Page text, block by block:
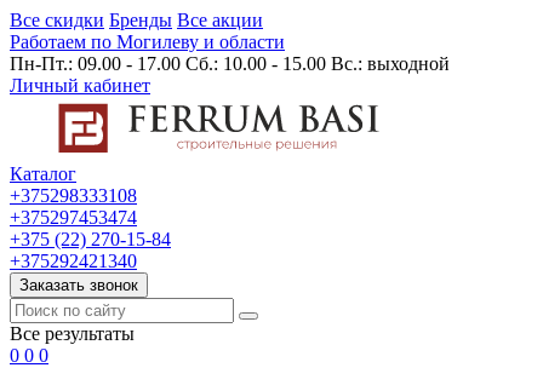
Все скидки Бренды Все акции
Работаем по Могилеву и области
Пн-Пт.: 09.00 - 17.00 Сб.: 10.00 - 15.00 Вс.: выходной
Личный кабинет
Каталог
+375298333108
+375297453474
+375 (22) 270-15-84
+375292421340
Заказать звонок
Все результаты
0 0 0